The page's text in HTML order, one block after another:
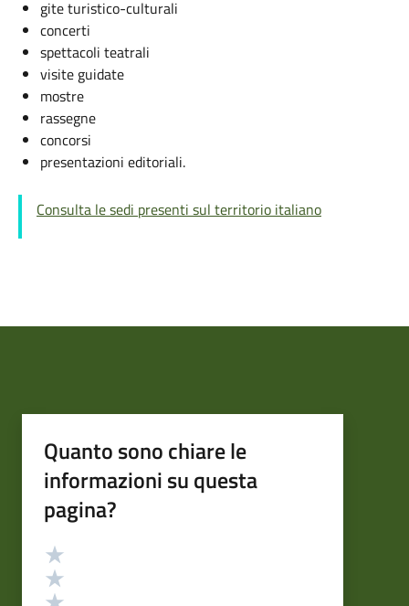
gite turistico-culturali
concerti
spettacoli teatrali
visite guidate
mostre
rassegne
concorsi
presentazioni editoriali.
Consulta le sedi presenti sul territorio italiano
Quanto sono chiare le
informazioni su questa
pagina?
Valutazione